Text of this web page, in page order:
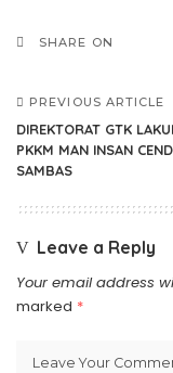
SHARE ON
PREVIOUS ARTICLE
DIREKTORAT GTK
PKKM MAN INSAN
SAMBAS
Leave a Reply
Your email address
marked *